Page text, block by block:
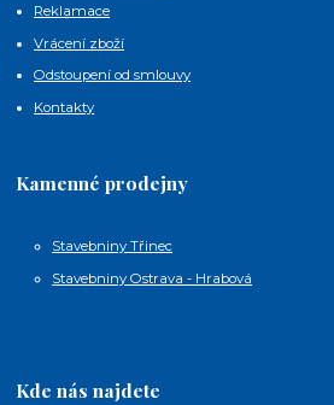
Reklamace
Vrácení zboží
Odstoupení od smlouvy
Kontakty
Kamenné prodejny
Stavebniny Třinec
Stavebniny Ostrava - Hrabová
Kde nás najdete